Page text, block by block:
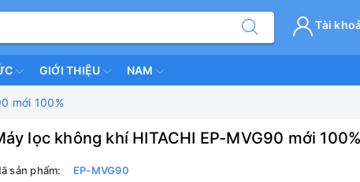
Tài
GIỚI THIỆU NAM
mới 100%
lọc không khí HITACHI EP-MVG90 mới 100%
sản phẩm:
EP-MVG90